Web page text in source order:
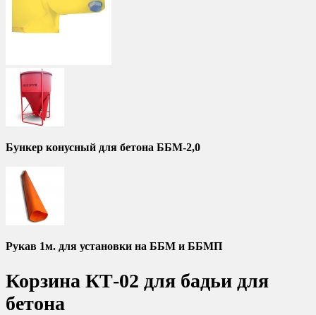
Бункер конусный для бетона ББМ-2,0
Рукав 1м. для установки на ББМ и ББМП
Корзина КТ-02 для бадьи для
бетона